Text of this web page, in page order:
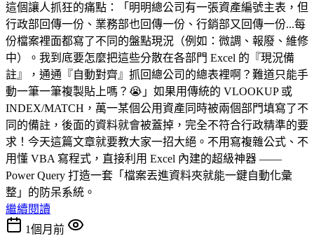
這個讓人抓狂的痛點：「明明總公司有一張資產編號主表，但
行政部回傳一份、業務部也回傳一份、行銷部又回傳一份...每
份檔案裡面都寫了不同的盤點現況（例如：微調、報廢、維修
中）。我到底要怎麼把這些分散在各部門 Excel 的『現況備
註』，通通『自動對齊』抓回總公司的總表裡啊？難道只能手
動一筆一筆複製貼上嗎？😭」如果用傳統的 VLOOKUP 或
INDEX/MATCH，萬一某個公用資產同時被兩個部門填寫了不
同的備註，後面的資料就會被蓋掉，完全不符合行政精準的要
求！今天這篇文章就要教大家一招大絕。不用寫複雜公式、不
用懂 VBA 寫程式，直接利用 Excel 內建的超級神器 ——
Power Query 打造一套「檔案丟進資料夾就能一鍵自動化彙
整」的防呆系統。
繼續閱讀
1個月前